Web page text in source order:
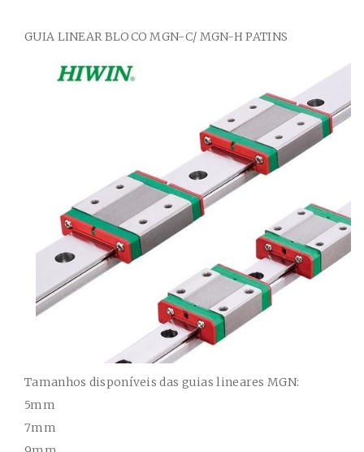
GUIA LINEAR BLOCO MGN-C/ MGN-HPATINS
Tamanhos disponíveis das guias lineares MGN:
5mm
7mm